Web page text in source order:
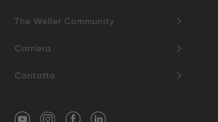
The Weller Community
Carriera
Contatto